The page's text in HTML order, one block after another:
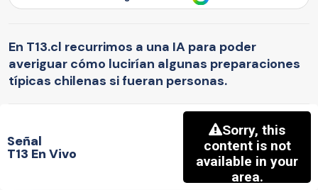
En T13.cl recurrimos a una IA para poder
averiguar cómo lucirían algunas preparaciones
típicas chilenas si fueran personas.
Señal
T13 En Vivo